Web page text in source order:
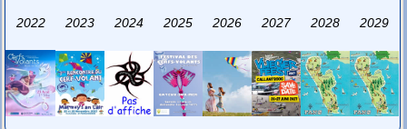
2022 2023 2024 2025 2026 2027 2028 2029